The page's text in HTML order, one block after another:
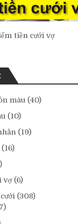
tiền cưới vợ
màu (40)
(10)
(19)
(16)
vợ (6)
(308)